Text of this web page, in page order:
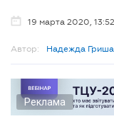
19 марта 2020, 13:52
Автор: Надежда
Реклама